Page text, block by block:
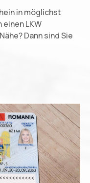
in möglichst
LKW
Dann sind Sie